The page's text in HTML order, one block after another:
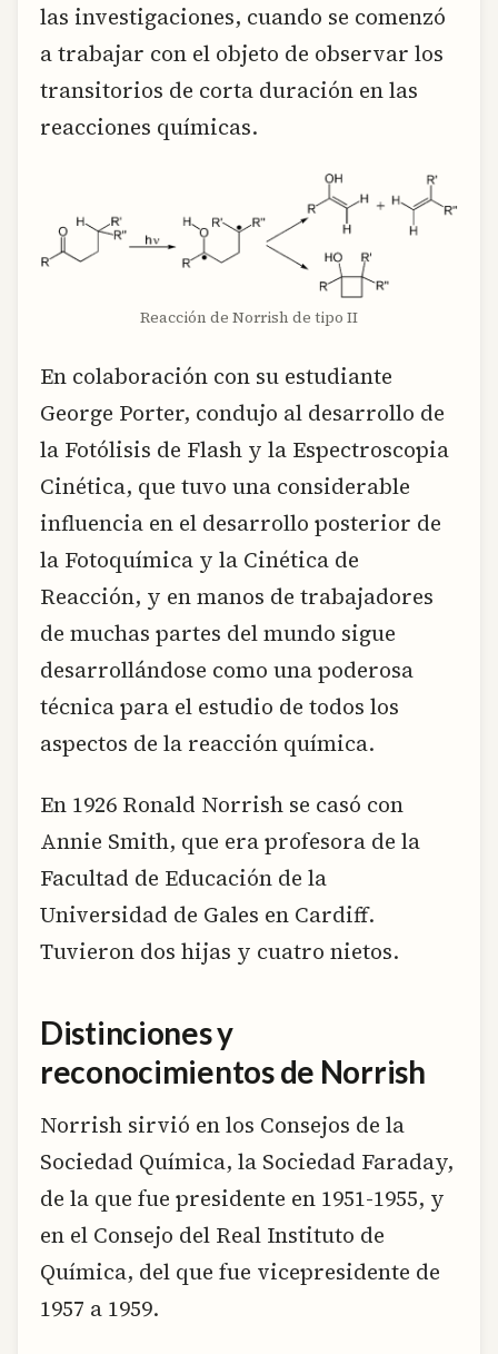
las investigaciones, cuando se comenzó
a trabajar con el objeto de observar los
transitorios de corta duración en las
reacciones químicas.
Reacción de Norrish de tipo II
En colaboración con su estudiante
George Porter, condujo al desarrollo de
la Fotólisis de Flash y la Espectroscopia
Cinética, que tuvo una considerable
influencia en el desarrollo posterior de
la Fotoquímica y la Cinética de
Reacción, y en manos de trabajadores
de muchas partes del mundo sigue
desarrollándose como una poderosa
técnica para el estudio de todos los
aspectos de la reacción química.
En 1926 Ronald Norrish se casó con
Annie Smith, que era profesora de la
Facultad de Educación de la
Universidad de Gales en Cardiff.
Tuvieron dos hijas y cuatro nietos.
Distinciones y
reconocimientos de Norrish
Norrish sirvió en los Consejos de la
Sociedad Química, la Sociedad Faraday,
de la que fue presidente en 1951-1955, y
en el Consejo del Real Instituto de
Química, del que fue vicepresidente de
1957 a 1959.